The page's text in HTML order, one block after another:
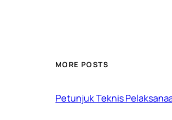
MORE POSTS
Petunjuk Teknis